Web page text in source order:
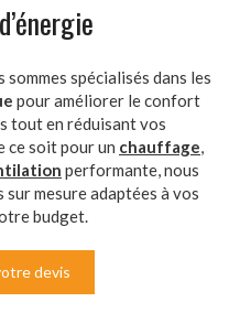
sommes spécialisés dans les
pour améliorer le confort
tout en réduisant vos
ce soit pour un chauffage,
performante, nous
mesure adaptées à vos
budget.
devis